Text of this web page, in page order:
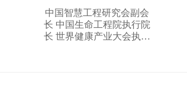
中国智慧工程研究会副会
长 中国生命工程院执行院
长 世界健康产业大会执委